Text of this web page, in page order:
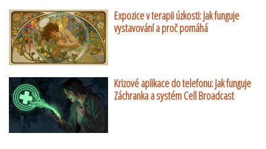
Expozice v terapii úzkosti: Jak funguje
vystavování a proč pomáhá
Krizové aplikace do telefonu: Jak funguje
Záchranka a systém Cell Broadcast